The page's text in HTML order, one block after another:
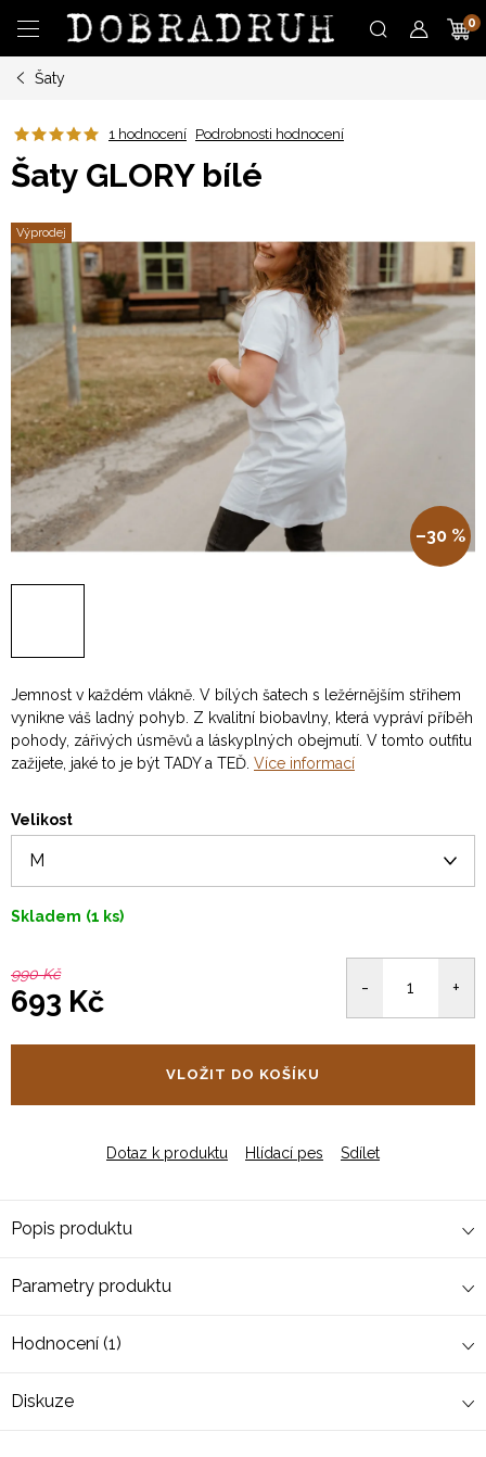
obsah
Šaty
1 hodnocení Podrobnosti hodnocení
Šaty GLORY bílé
Výprodej
–30 %
Jemnost v každém vlákně. V bílých šatech s ležérnějším střihem
vynikne váš ladný pohyb. Z kvalitní biobavlny, která vypráví příběh
pohody, zářivých úsměvů a láskyplných obejmutí. V tomto outfitu
zažijete, jaké to je být TADY a TEĎ. Více informací
Velikost
Skladem (1 ks)
990 Kč
693 Kč
VLOŽIT DO KOŠÍKU
Dotaz k produktu Hlídací pes Sdílet
Popis produktu
Parametry produktu
Hodnocení (1)
Diskuze